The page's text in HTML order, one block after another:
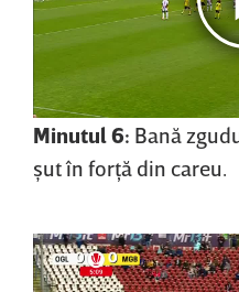
Minutul 6: Bană
şut în forţă din careu.